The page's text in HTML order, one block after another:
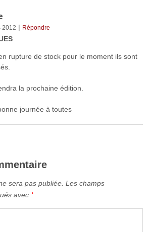
2012 | Répondre
rupture de stock pour le moment ils sont
la prochaine édition.
journée à toutes
sera pas publiée. Les champs
avec *